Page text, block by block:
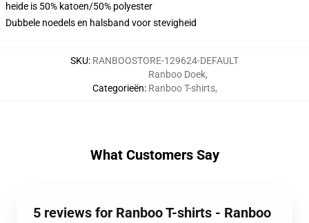
heide is 50% katoen/50% polyester
Dubbele noedels en halsband voor stevigheid
SKU: RANBOOSTORE-129624-DEFAULT
Categorieën:
Ranboo Doek,
Ranboo T-shirts,
What Customers Say
5 reviews for Ranboo T-shirts - Ranboo